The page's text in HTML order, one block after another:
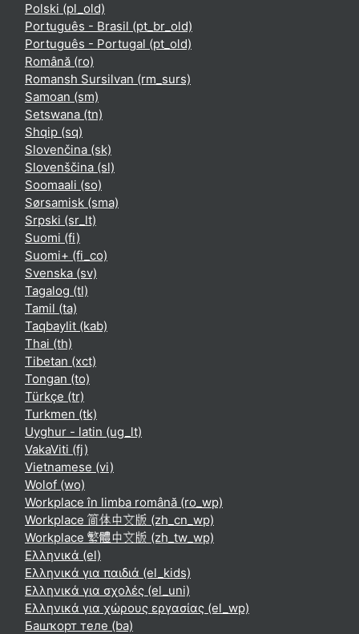
Polski ‎(pl_old)‎
Português - Brasil ‎(pt_br_old)‎
Português - Portugal ‎(pt_old)‎
Română ‎(ro)‎
Romansh Sursilvan ‎(rm_surs)‎
Samoan ‎(sm)‎
Setswana ‎(tn)‎
Shqip ‎(sq)‎
Slovenčina ‎(sk)‎
Slovenščina ‎(sl)‎
Soomaali ‎(so)‎
Sørsamisk ‎(sma)‎
Srpski ‎(sr_lt)‎
Suomi ‎(fi)‎
Suomi+ ‎(fi_co)‎
Svenska ‎(sv)‎
Tagalog ‎(tl)‎
Tamil ‎(ta)‎
Taqbaylit ‎(kab)‎
Thai ‎(th)‎
Tibetan ‎(xct)‎
Tongan ‎(to)‎
Türkçe ‎(tr)‎
Turkmen ‎(tk)‎
Uyghur - latin ‎(ug_lt)‎
VakaViti ‎(fj)‎
Vietnamese ‎(vi)‎
Wolof ‎(wo)‎
Workplace în limba română ‎(ro_wp)‎
Workplace 简体中文版 ‎(zh_cn_wp)‎
Workplace 繁體中文版 ‎(zh_tw_wp)‎
Ελληνικά ‎(el)‎
Ελληνικά για παιδιά ‎(el_kids)‎
Ελληνικά για σχολές ‎(el_uni)‎
Ελληνικά για χώρους εργασίας ‎(el_wp)‎
Башҡорт теле ‎(ba)‎